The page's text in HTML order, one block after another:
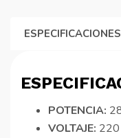
POTENCIA:
VOLTAJE: